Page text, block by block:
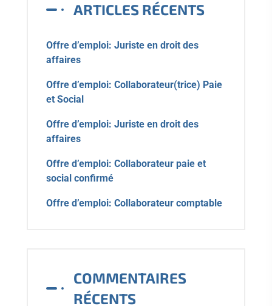
ARTICLES RÉCENTS
Offre d’emploi: Juriste en droit des
affaires
Offre d’emploi: Collaborateur(trice) Paie
et Social
Offre d’emploi: Juriste en droit des
affaires
Offre d’emploi: Collaborateur paie et
social confirmé
Offre d’emploi: Collaborateur comptable
COMMENTAIRES
RÉCENTS